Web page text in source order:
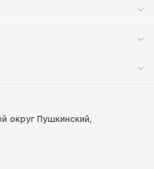
округ Пушкинский,